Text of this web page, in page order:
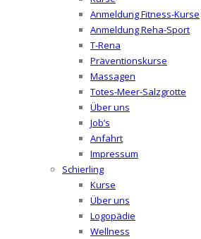
Anmeldung Fitness-Kurse
Anmeldung Reha-Sport
T-Rena
Präventionskurse
Massagen
Totes-Meer-Salzgrotte
Über uns
Job’s
Anfahrt
Impressum
Schierling
Kurse
Über uns
Logopädie
Wellness